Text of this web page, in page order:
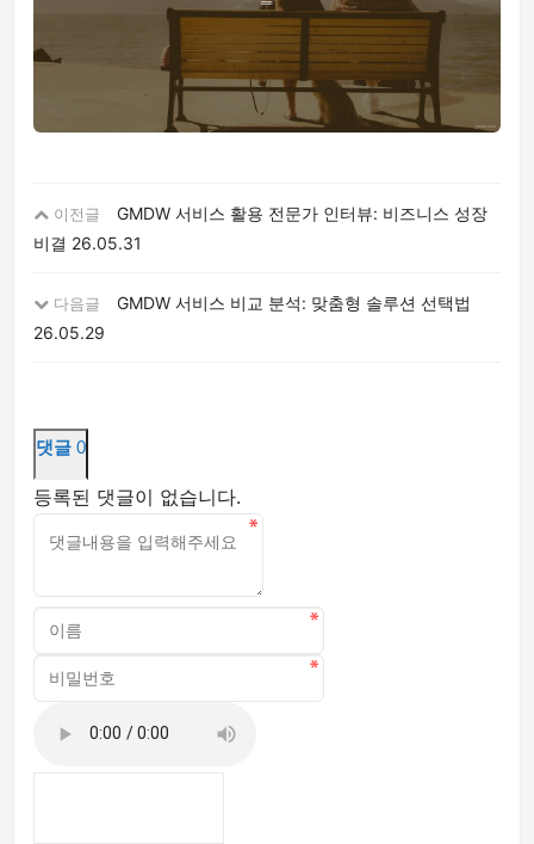
이전글
GMDW 서비스 활용 전문가 인터뷰: 비즈니스 성장
비결 26.05.31
다음글
GMDW 서비스 비교 분석: 맞춤형 솔루션 선택법
26.05.29
댓글 0
등록된 댓글이 없습니다.